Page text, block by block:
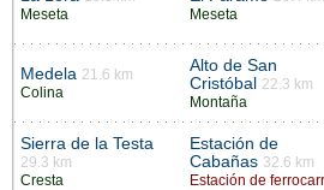
Meseta
Meseta
Medela 21.6 km
Colina
Alto de San
Cristóbal
22.3 km
Montaña
Sierra de la Testa
29.3 km
Cresta
Estación de
Cabañas 32.6 km
Estación de